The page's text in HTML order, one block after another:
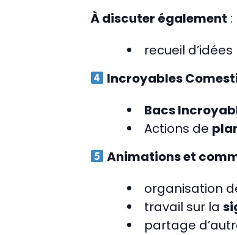
À discuter également :
recueil
Incroyables
Bacs
Actions de
Animations et
organisation
travail sur la
partage